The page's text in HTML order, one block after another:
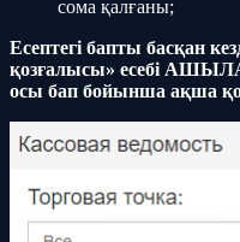
сома қалғаны;
Есептегі бапты басқан
қозғалысы» есебі
осы бап бойынша ақша